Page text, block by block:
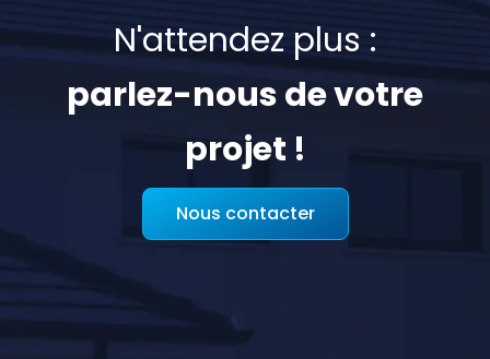
N'attendez plus :
parlez-nous de votre
projet !
Nous contacter